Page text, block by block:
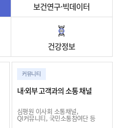
보건연구·빅데이터
건강정보
커뮤니티
내·외부 고객과의 소통 채널
심평원 이사회 소통채널,
QI커뮤니티, 국민소통참여단 등